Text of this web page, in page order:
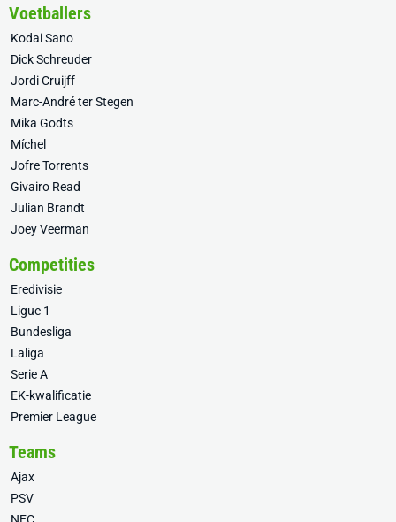
Voetballers
Kodai Sano
Dick Schreuder
Jordi Cruijff
Marc-André ter Stegen
Mika Godts
Míchel
Jofre Torrents
Givairo Read
Julian Brandt
Joey Veerman
Competities
Eredivisie
Ligue 1
Bundesliga
Laliga
Serie A
EK-kwalificatie
Premier League
Teams
Ajax
PSV